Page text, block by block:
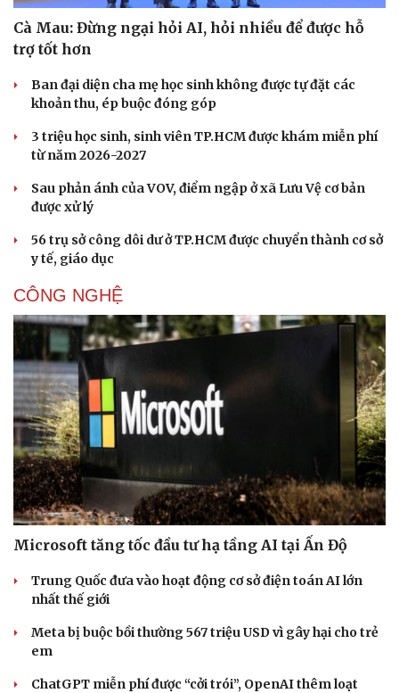
Văn hóa
Văn học
Âm nhạc
Thời trang
Cà Mau: Đừng ngại hỏi AI, hỏi nhiều để được hỗ
trợ tốt hơn
Ban đại diện cha mẹ học sinh không được tự đặt các
khoản thu, ép buộc đóng góp
3 triệu học sinh, sinh viên TP.HCM được khám miễn phí
từ năm 2026-2027
Sau phản ánh của VOV, điểm ngập ở xã Lưu Vệ cơ bản
được xử lý
56 trụ sở công dôi dư ở TP.HCM được chuyển thành cơ sở
y tế, giáo dục
CÔNG NGHỆ
Microsoft tăng tốc đầu tư hạ tầng AI tại Ấn Độ
Trung Quốc đưa vào hoạt động cơ sở điện toán AI lớn
nhất thế giới
Meta bị buộc bồi thường 567 triệu USD vì gây hại cho trẻ
em
ChatGPT miễn phí được “cởi trói”, OpenAI thêm loạt